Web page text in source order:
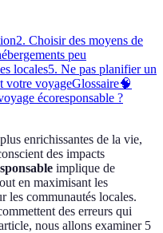
2. Choisir des moyens de
peu
locales5. Ne pas planifier un
votre voyageGlossaire🧠
écoresponsable ?
enrichissantes de la vie,
des impacts
implique de
en maximisant les
les communautés locales.
des erreurs qui
nous allons examiner 5